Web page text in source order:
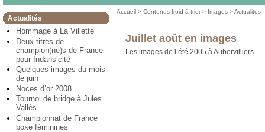
Actualités
Hommage à La Villette
Deux titres de
champion(ne)s de France
pour Indans’cité
Quelques images du mois
de juin
Noces d’or 2008
Tournoi de bridge à Jules
Vallès
Championnat de France
boxe féminines
Accueil >Contenus froid à trier > Images >Actualités
Juillet août en images
Les images de l’été 2005 à Aubervilliers.